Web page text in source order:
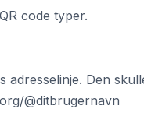
code typer.
Den
@ditbrugernavn